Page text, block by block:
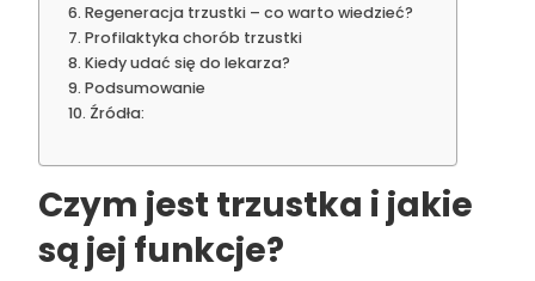
Regeneracja trzustki – co warto wiedzieć?
Profilaktyka chorób trzustki
Kiedy udać się do lekarza?
Podsumowanie
Źródła:
Czym jest trzustka i jakie
są jej funkcje?